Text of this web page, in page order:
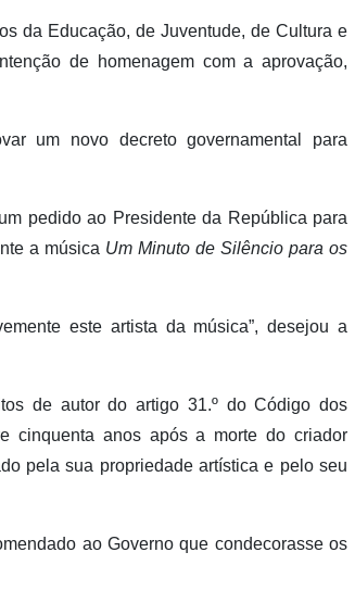
da Educação, de Juventude, de Cultura e
de homenagem com a aprovação,
um novo decreto governamental para
pedido ao Presidente da República para
a música Um Minuto de Silêncio para os
este artista da música”, desejou a
de autor do artigo 31.º do Código dos
cinquenta anos após a morte do criador
pela sua propriedade artística e pelo seu
ao Governo que condecorasse os